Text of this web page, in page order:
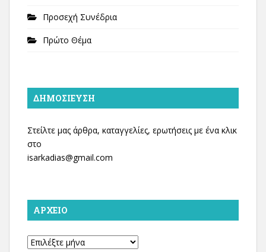
Προσεχή Συνέδρια
Πρώτο Θέμα
ΔΗΜΟΣΊΕΥΣΗ
Στείλτε μας άρθρα, καταγγελίες, ερωτήσεις με ένα κλικ
στο
isarkadias@gmail.com
ΑΡΧΕΊΟ
Αρχείο